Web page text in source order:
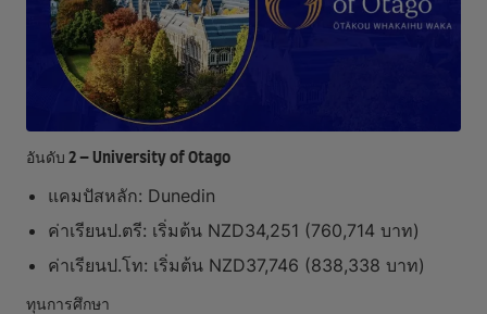
อันดับ 2 – University of Otago
แคมปัสหลัก: Dunedin
ค่าเรียนป.ตรี: เริ่มต้น NZD34,251 (760,714 บาท)
ค่าเรียนป.โท: เริ่มต้น NZD37,746 (838,338 บาท)
ทุนการศึกษา